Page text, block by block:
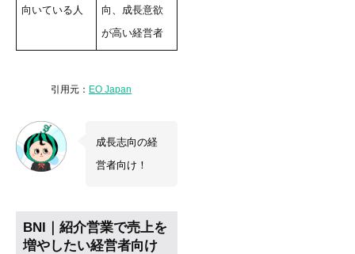
向いている人 向、成長意欲
が高い経営者
引用元： EO Japan
成長志向の経
営者向け！
BNI｜紹介営業で売上を
増やしたい経営者向け